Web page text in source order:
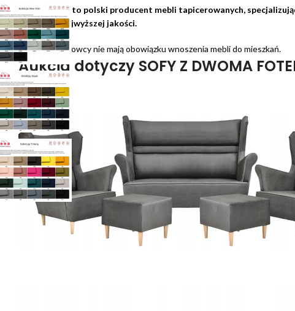
FamilyMeble to polski producent mebli tapicerowanych,
gwarancją najwyższej jakości.
Pamiętaj: Kierowcy nie mają obowiązku wnoszenia mebli do mieszkań.
Aukcja dotyczy SOFY Z DWOMA